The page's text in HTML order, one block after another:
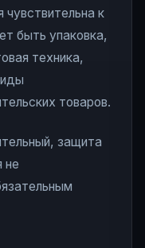
чувствительна к
быть упаковка,
техника,
товаров.
защита
не